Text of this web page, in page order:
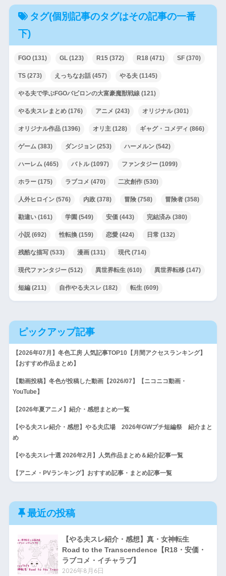
タグ(個別記事のタグはその記事の一番
下)
FGO(131) GL(123) R15(372) R18(471) SF(370)
TS(273) えっちなお話(457) やる夫(1145)
やる夫で学ぶFGOバビロンの大富豪魔獣戦線(121)
やる夫スレまとめ(176) アニメ (243) オリジナル(301)
オリジナル作品(1396) オリ主(128) ギャグ・コメディ (866)
ゲーム (383) ダンジョン(253) ハーメルン(542)
ハーレム (465) バトル(1097) ファンタジー(1099)
ホラー(175) ラブコメ (470) 二次創作(530)
人外ヒロイン(576) 内政(378) 冒険(758) 冒険者(358)
勘違い(161) 学園 (549) 安価(443) 完結済み(380)
小説(692) 性転換(159) 恋愛(424) 日常 (132)
残酷な描写(533) 漫画(131) 現代(714)
現代ファンタジー(512) 異世界転生(610) 異世界転移(147)
短編(211) 自作やる夫スレ (182) 転生(609)
ピックアップ記事
【2026年07月】冬色工房 人気記事TOP10【月間アクセスランキング】
【おすすめ作品まとめ】
【動画投稿】冬色が投稿した動画【2026/07】【ニコニコ動画・
YouTube】
【2026年夏アニメ】紹介・感想まとめ一覧
【やる夫スレ紹介・感想】やる夫広場 2026年GWプチ短編祭 紹介まと
め
【やる夫スレ十選 2026年2月】人気作品まとめ＆紹介記事一覧
【アニメ・PVランキング】おすすめ記事・まとめ記事一覧
最近の投稿
【やる夫スレ紹介・感想】真・女神転生
Road to the Transcendence【R18・安価・
ラブコメ・イチャラブ】
2026年8月6日